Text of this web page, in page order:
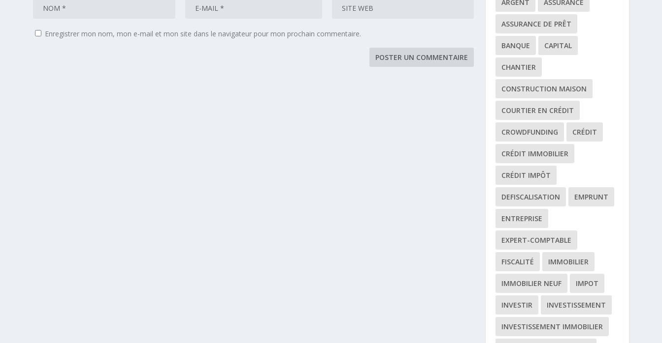
Enregistrer mon nom, mon e-mail et mon site dans le navigateur pour mon prochain commentaire.
ARGENT ASSURANCE
ASSURANCE DE PRÊT
BANQUE CAPITAL
CHANTIER
CONSTRUCTION MAISON
COURTIER EN CRÉDIT
CROWDFUNDING CRÉDIT
CRÉDIT IMMOBILIER
CRÉDIT IMPÔT
DEFISCALISATION EMPRUNT
ENTREPRISE
EXPERT-COMPTABLE
FISCALITÉ IMMOBILIER
IMMOBILIER NEUF IMPOT
INVESTIR INVESTISSEMENT
INVESTISSEMENT IMMOBILIER